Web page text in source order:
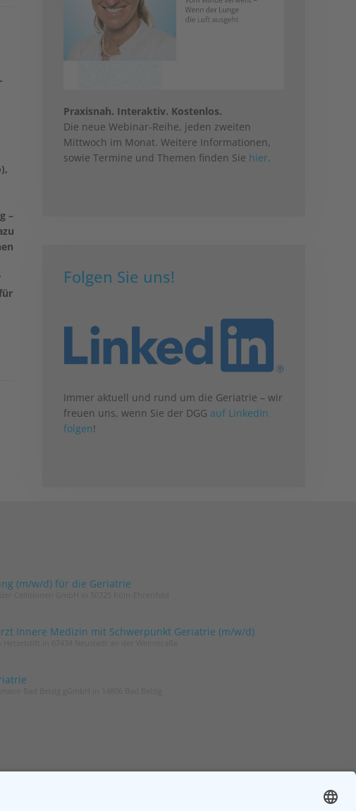
–
Praxisnah. Interaktiv. Kostenlos.
Die neue Webinar-Reihe, jeden zweiten
Mittwoch im Monat. Weitere Informationen,
sowie Termine und Themen finden Sie hier.
Folgen Sie uns!
Immer aktuell und rund um die Geriatrie – wir
freuen uns, wenn Sie der DGG auf LinkedIn
folgen!
(m/w/d) für die Geriatrie
Innere Medizin mit Schwerpunkt Geriatrie (m/w/d)